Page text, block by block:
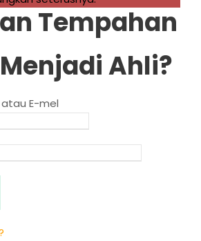
Tempahan
Ahli?
E-mel